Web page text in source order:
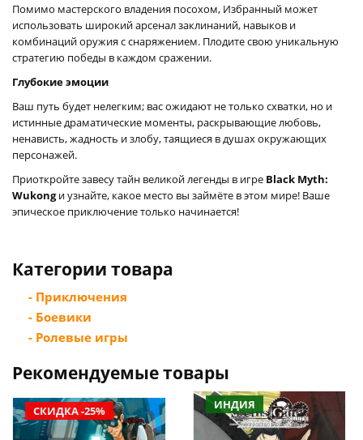
Помимо мастерского владения посохом, Избранный может
использовать широкий арсенал заклинаний, навыков и
комбинаций оружия с снаряжением. Плодите свою уникальную
стратегию победы в каждом сражении.
Глубокие эмоции
Ваш путь будет нелегким; вас ожидают не только схватки, но и
истинные драматические моменты, раскрывающие любовь,
ненависть, жадность и злобу, таящиеся в душах окружающих
персонажей.
Приоткройте завесу тайн великой легенды в игре Black Myth:
Wukongи узнайте, какое место вы займёте в этом мире! Ваше
эпическое приключение только начинается!
Категории товара
- Приключения
- Боевики
- Ролевые игры
Рекомендуемые товары
СКИДКА -25% ИНДИЯ